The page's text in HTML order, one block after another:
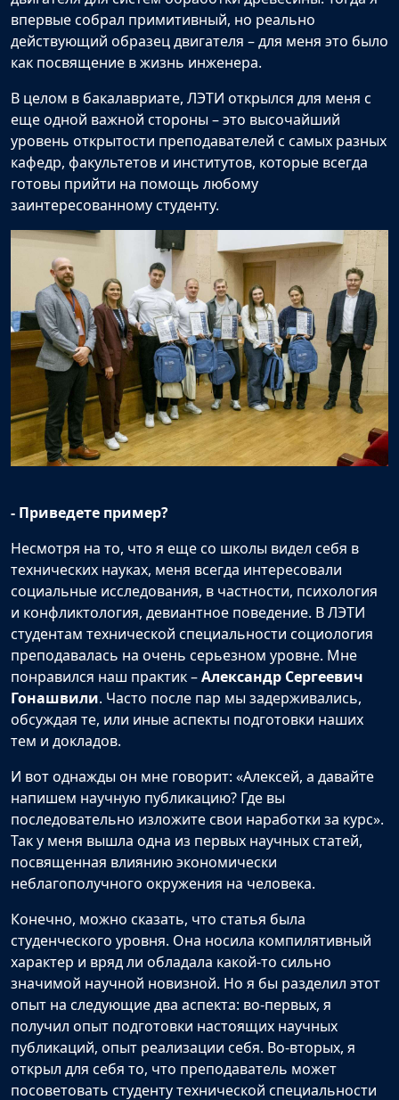
впервые собрал примитивный, но реально
действующий образец двигателя – для меня это было
как посвящение в жизнь инженера.
В целом в бакалавриате, ЛЭТИ открылся для меня с
еще одной важной стороны – это высочайший
уровень открытости преподавателей с самых разных
кафедр, факультетов и институтов, которые всегда
готовы прийти на помощь любому
заинтересованному студенту.
- Приведете пример?
Несмотря на то, что я еще со школы видел себя в
технических науках, меня всегда интересовали
социальные исследования, в частности, психология
и конфликтология, девиантное поведение. В ЛЭТИ
студентам технической специальности социология
преподавалась на очень серьезном уровне. Мне
понравился наш практик –Александр Сергеевич
Гонашвили. Часто после пар мы задерживались,
обсуждая те, или иные аспекты подготовки наших
тем и докладов.
И вот однажды он мне говорит: «Алексей, а давайте
напишем научную публикацию? Где вы
последовательно изложите свои наработки за курс».
Так у меня вышла одна из первых научных статей,
посвященная влиянию экономически
неблагополучного окружения на человека.
Конечно, можно сказать, что статья была
студенческого уровня. Она носила компилятивный
характер и вряд ли обладала какой-то сильно
значимой научной новизной. Но я бы разделил этот
опыт на следующие два аспекта: во-первых, я
получил опыт подготовки настоящих научных
публикаций, опыт реализации себя. Во-вторых, я
открыл для себя то, что преподаватель может
посоветовать студенту технической специальности